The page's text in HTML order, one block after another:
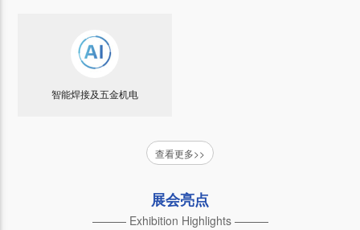
智能焊接及五金机电
查看更多>>
展会亮点
——— Exhibition Highlights ———